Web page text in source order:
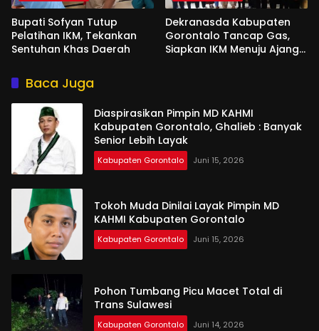
Bupati Sofyan Tutup
Pelatihan IKM, Tekankan
Sentuhan Khas Daerah
Dekranasda Kabupaten
Gorontalo Tancap Gas,
Siapkan IKM Menuju Ajang
Baca Juga
Diaspirasikan Pimpin MD KAHMI
Kabupaten Gorontalo, Ghalieb : Banyak
Senior Lebih Layak
Kabupaten Gorontalo Juni 15, 2026
Tokoh Muda Dinilai Layak Pimpin MD
KAHMI Kabupaten Gorontalo
Kabupaten Gorontalo Juni 15, 2026
Pohon Tumbang Picu Macet Total di
Trans Sulawesi
Kabupaten Gorontalo Juni 14, 2026